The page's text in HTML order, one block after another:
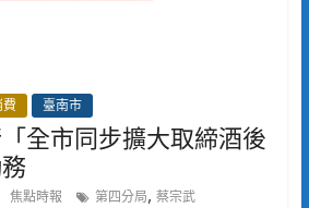
費 臺南市
全市同步擴大取締酒後
焦點時報 第四分局, 蔡宗武